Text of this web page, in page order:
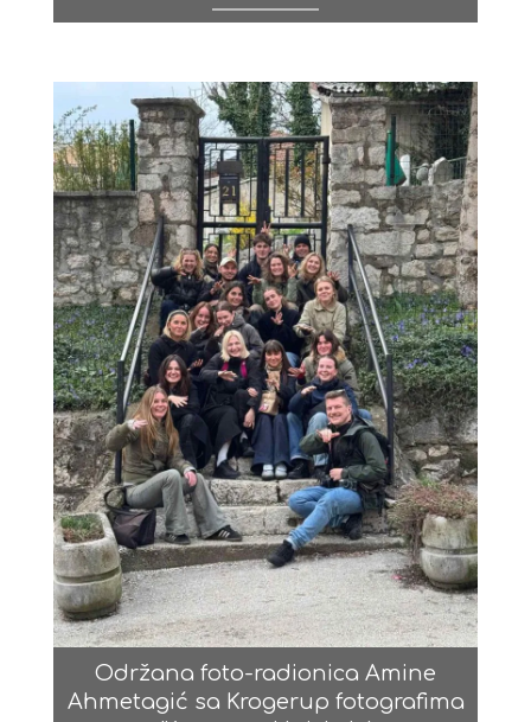
Održana foto-radionica Amine
Ahmetagić sa Krogerup fotografima